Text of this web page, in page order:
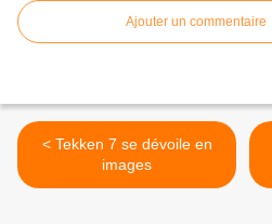
Ajouter un commentaire
< Tekken 7 se dévoile en
images